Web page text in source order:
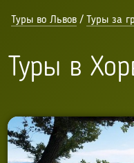
Туры во Львов / Туры за
Туры в